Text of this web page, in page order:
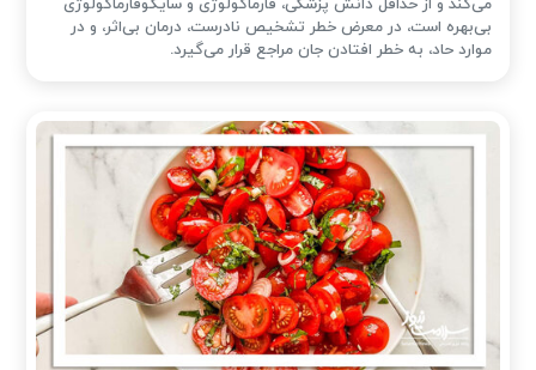
می‌کند و از حداقل دانش پزشکی، فارماکولوژی و سایکوفارماکولوژی
بی‌بهره است، در معرض خطر تشخیص نادرست، درمان بی‌اثر، و در
موارد حاد، به خطر افتادن جان مراجع قرار می‌گیرد.